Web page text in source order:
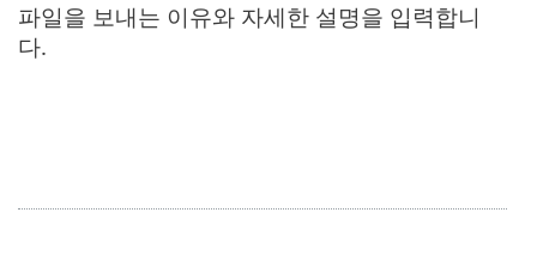
파일을 보내는 이유와 자세한 설명을 입력합니
다.